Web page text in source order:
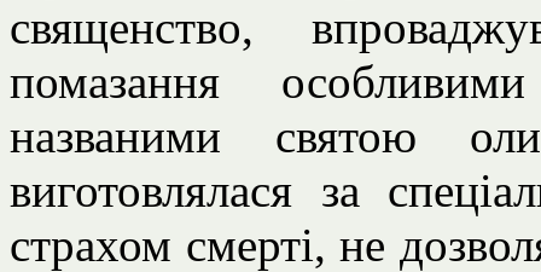
священство,
помазання
названими святою
виготовлялася за
страхом смерті, не